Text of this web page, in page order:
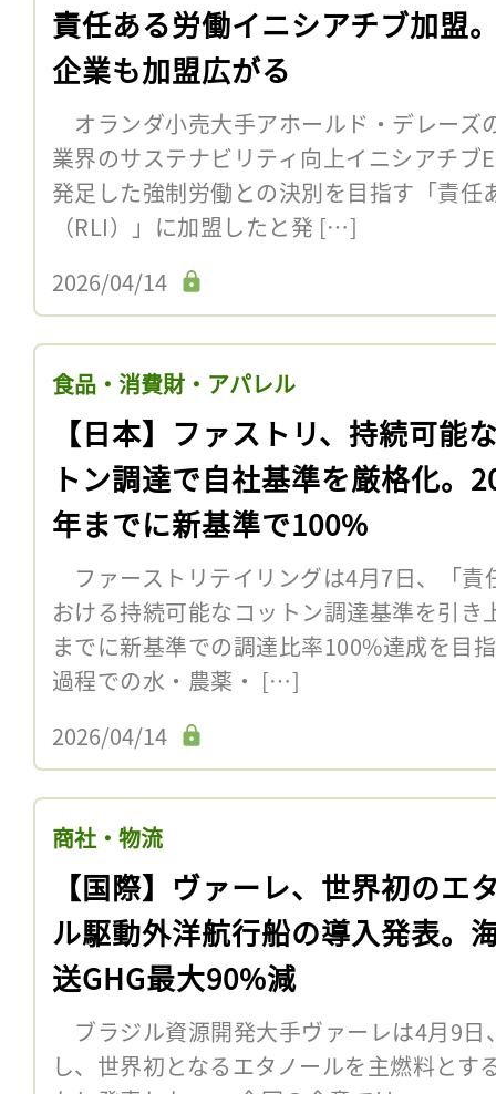
責任ある労働イニシアチブ加盟
企業も加盟広がる
オランダ小売大手アホールド・デレーズ
業界のサステナビリティ向上イニシアチブ
発足した強制労働との決別を目指す「責任
（RLI）」に加盟したと発 […]
2026/04/14
食品・消費財・アパレル
【日本】ファストリ、持続可能
トン調達で自社基準を厳格化。
年までに新基準で100%
ファーストリテイリングは4月7日、「責
おける持続可能なコットン調達基準を引
までに新基準での調達比率100%達成を
過程での水・農薬・ […]
2026/04/14
商社・物流
【国際】ヴァーレ、世界初のエ
ル駆動外洋航行船の導入発表。
送GHG最大90%減
ブラジル資源開発大手ヴァーレは4月9日
し、世界初となるエタノールを主燃料とす